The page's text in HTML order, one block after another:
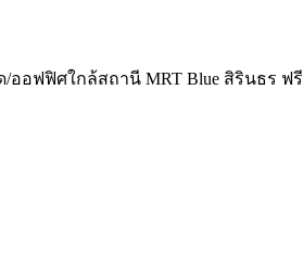
ออฟฟิศใกล้สถานี MRT Blue สิรินธร ฟรี